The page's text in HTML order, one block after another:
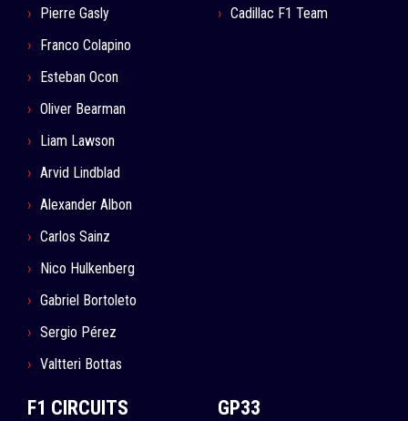
Pierre Gasly
Franco Colapino
Esteban Ocon
Oliver Bearman
Liam Lawson
Arvid Lindblad
Alexander Albon
Carlos Sainz
Nico Hulkenberg
Gabriel Bortoleto
Sergio Pérez
Valtteri Bottas
Cadillac F1 Team
F1 CIRCUITS GP33